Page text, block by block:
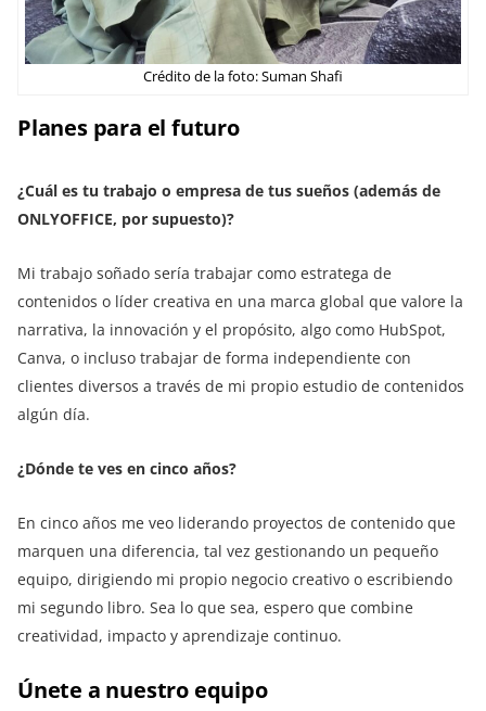
Crédito de la foto: Suman Shafi
Planes para el futuro
¿Cuál es tu trabajo o empresa de tus sueños (además de
ONLYOFFICE, por supuesto)?
Mi trabajo soñado sería trabajar como estratega de
contenidos o líder creativa en una marca global que valore la
narrativa, la innovación y el propósito, algo como HubSpot,
Canva, o incluso trabajar de forma independiente con
clientes diversos a través de mi propio estudio de contenidos
algún día.
¿Dónde te ves en cinco años?
En cinco años me veo liderando proyectos de contenido que
marquen una diferencia, tal vez gestionando un pequeño
equipo, dirigiendo mi propio negocio creativo o escribiendo
mi segundo libro. Sea lo que sea, espero que combine
creatividad, impacto y aprendizaje continuo.
Únete a nuestro equipo